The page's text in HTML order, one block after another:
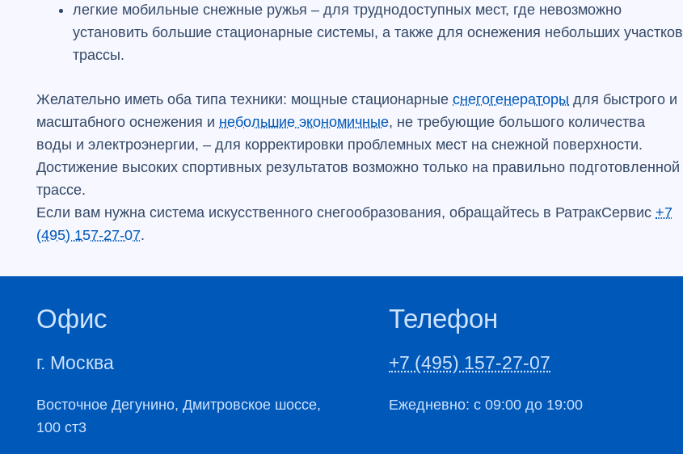
легкие мобильные снежные ружья – для труднодоступных мест, где невозможно
установить большие стационарные системы, а также для оснежения небольших участков
трассы.
Желательно иметь оба типа техники: мощные стационарные снегогенераторы для быстрого и
масштабного оснежения и небольшие экономичные, не требующие большого количества
воды и электроэнергии, – для корректировки проблемных мест на снежной поверхности.
Достижение высоких спортивных результатов возможно только на правильно подготовленной
трассе.
Если вам нужна система искусственного снегообразования, обращайтесь в РатракСервис +7
(495) 157-27-07.
Офис
г. Москва
​Восточное Дегунино, Дмитровское шоссе,
100 ст3
Телефон
+7 (495) 157-27-07
Ежедневно: с 09:00 до 19:00